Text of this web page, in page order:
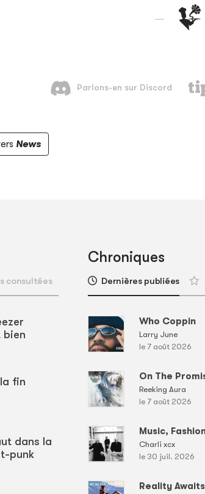
News
consultées
bien
fin
dans la
punk
Chroniques
Dernières publiées
Who Coppin
Larry June
le 7 août 2026
On The
Reeking Aura
le 7 août 2026
Music,
Charli xcx
le 30 juil. 2026
Reality Awaits